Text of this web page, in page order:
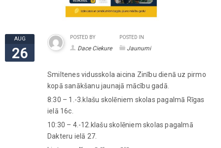
AUG
26
POSTED BY
Dace Ciekure
POSTED IN
Jaunumi
Smiltenes vidusskola aicina Zinību dienā uz pirmo
kopā sanākšanu jaunajā mācību gadā.
8:30 – 1.-3.klašu skolēniem skolas pagalmā Rīgas
ielā 16c.
10:30 – 4.-12.klašu skolēniem skolas pagalmā
Dakteru ielā 27.